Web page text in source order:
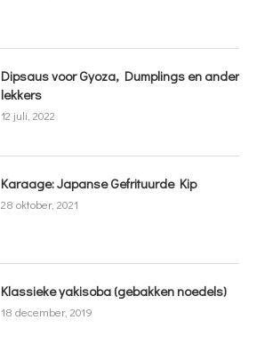
Dipsaus voor Gyoza, Dumplings en ander
lekkers
12 juli, 2022
Karaage: Japanse Gefrituurde Kip
28 oktober, 2021
Klassieke yakisoba (gebakken noedels)
18 december, 2019